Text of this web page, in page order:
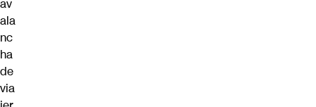
av
ala
nc
ha
de
via